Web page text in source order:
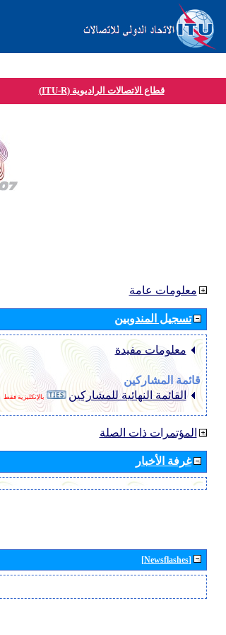
قطاع الاتصالات الراديوية (ITU-R)
معلومات عامة
تسجيل المندوبين
معلومات مفيدة
قائمة المشاركين
القائمة النهائية للمشاركين
بالإنكليزية فقط
المؤتمرات ذات الصلة
غرفة الأخبار
[Newsflashes]